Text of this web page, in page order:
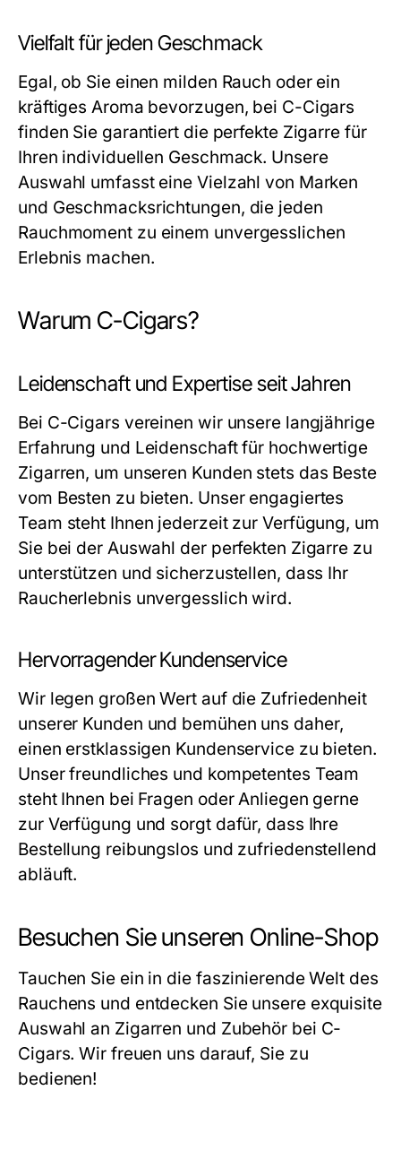
Vielfalt für jeden Geschmack
Egal, ob Sie einen milden Rauch oder ein
kräftiges Aroma bevorzugen, bei C-Cigars
finden Sie garantiert die perfekte Zigarre für
Ihren individuellen Geschmack. Unsere
Auswahl umfasst eine Vielzahl von Marken
und Geschmacksrichtungen, die jeden
Rauchmoment zu einem unvergesslichen
Erlebnis machen.
Warum C-Cigars?
Leidenschaft und Expertise seit Jahren
Bei C-Cigars vereinen wir unsere langjährige
Erfahrung und Leidenschaft für hochwertige
Zigarren, um unseren Kunden stets das Beste
vom Besten zu bieten. Unser engagiertes
Team steht Ihnen jederzeit zur Verfügung, um
Sie bei der Auswahl der perfekten Zigarre zu
unterstützen und sicherzustellen, dass Ihr
Raucherlebnis unvergesslich wird.
Hervorragender Kundenservice
Wir legen großen Wert auf die Zufriedenheit
unserer Kunden und bemühen uns daher,
einen erstklassigen Kundenservice zu bieten.
Unser freundliches und kompetentes Team
steht Ihnen bei Fragen oder Anliegen gerne
zur Verfügung und sorgt dafür, dass Ihre
Bestellung reibungslos und zufriedenstellend
abläuft.
Besuchen Sie unseren Online-Shop
Tauchen Sie ein in die faszinierende Welt des
Rauchens und entdecken Sie unsere exquisite
Auswahl an Zigarren und Zubehör bei C-
Cigars. Wir freuen uns darauf, Sie zu
bedienen!